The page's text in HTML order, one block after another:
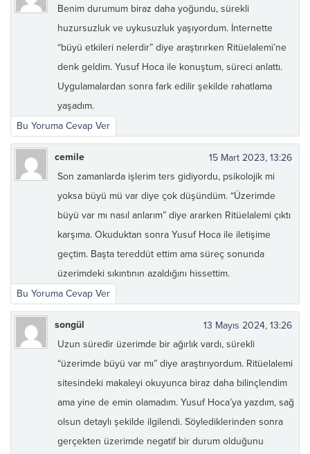
Benim durumum biraz daha yoğundu, sürekli
huzursuzluk ve uykusuzluk yaşıyordum. İnternette
“büyü etkileri nelerdir” diye araştırırken Ritüelalemi’ne
denk geldim. Yusuf Hoca ile konuştum, süreci anlattı.
Uygulamalardan sonra fark edilir şekilde rahatlama
yaşadım.
Bu Yoruma Cevap Ver
cemile
15 Mart 2023, 13:26
Son zamanlarda işlerim ters gidiyordu, psikolojik mi
yoksa büyü mü var diye çok düşündüm. “Üzerimde
büyü var mı nasıl anlarım” diye ararken Ritüelalemi çıktı
karşıma. Okuduktan sonra Yusuf Hoca ile iletişime
geçtim. Başta tereddüt ettim ama süreç sonunda
üzerimdeki sıkıntının azaldığını hissettim.
Bu Yoruma Cevap Ver
songül
13 Mayıs 2024, 13:26
Uzun süredir üzerimde bir ağırlık vardı, sürekli
“üzerimde büyü var mı” diye araştırıyordum. Ritüelalemi
sitesindeki makaleyi okuyunca biraz daha bilinçlendim
ama yine de emin olamadım. Yusuf Hoca’ya yazdım, sağ
olsun detaylı şekilde ilgilendi. Söylediklerinden sonra
gerçekten üzerimde negatif bir durum olduğunu